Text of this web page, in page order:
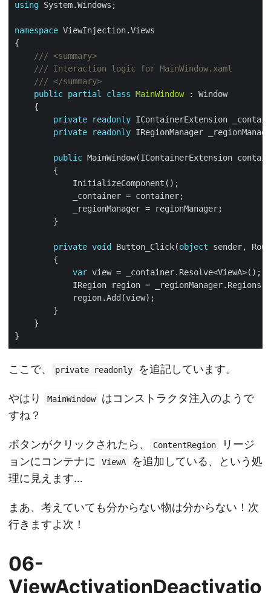
using
namespace
/// <summary>
/// Interaction logic for MainWindow.xaml
/// </summary>
public partial class MainWindow
private
readonly
private
readonly
public
private void Button_Click(object
var
            IRegion region = _regionManager.Regions[
ここで、 private readonly を追記しています。
やはり MainWindow
はコンストラクタ注入のようで
すね？
ボタンがクリックされたら、 ContentRegion
リージ
ョンにコンテナに
ViewA
を追加している、という処
理に見えます…
まあ、考えていても分からない物は分からない！次
行きますよ次！
06-
ViewActivationDeactivatio